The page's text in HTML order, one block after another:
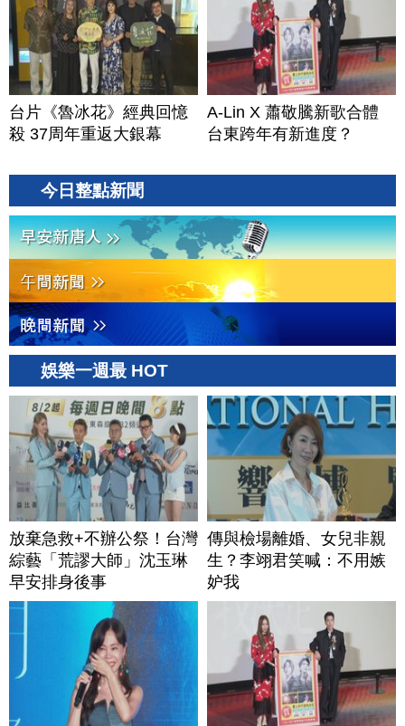
台片《魯冰花》經典回憶
殺 37周年重返大銀幕
A-Lin X 蕭敬騰新歌合體
台東跨年有新進度？
今日整點新聞
娛樂一週最 HOT
放棄急救+不辦公祭！台灣
綜藝「荒謬大師」沈玉琳
早安排身後事
傳與檢場離婚、女兒非親
生？李翊君笑喊：不用嫉
妒我